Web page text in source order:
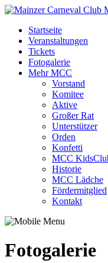
Startseite
Veranstaltungen
Tickets
Fotogalerie
Mehr MCC
Vorstand
Komitee
Aktive
Großer Rat
Unterstützer
Orden
Konfetti
MCC
Historie
MCC Lädche
Fördermitglied
Kontakt
Fotogalerie